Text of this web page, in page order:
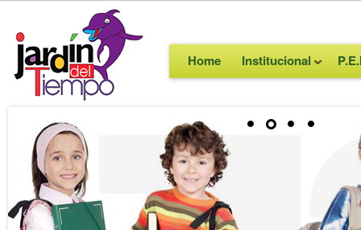
Home Institucional